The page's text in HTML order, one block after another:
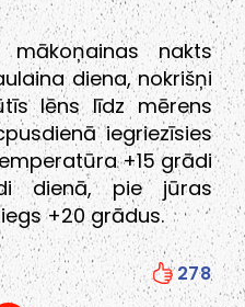
nakts
diena, nokrišņi
lēns līdz mērens
iegriezīsies
+15 grādi
dienā, pie jūras
+20 grādus.
278